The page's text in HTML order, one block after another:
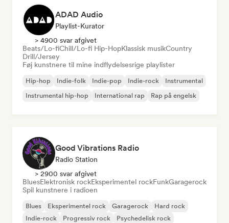
ADAD Audio
Playlist-Kurator
> 4900 svar afgivet
Beats/Lo-fiChill/Lo-fi Hip-HopKlassisk musikCountry
Drill/Jersey
Føj kunstnere til mine indflydelsesrige playlister
Hip-hop Indie-folk Indie-pop Indie-rock
Instrumental
Instrumental hip-hop
International rap Rap på engelsk
Good Vibrations Radio
Radio Station
> 2900 svar afgivet
BluesElektronisk rockEksperimentel rockFunkGaragerock
Spil kunstnere i radioen
Blues Eksperimentel rock Garagerock
Hard rock
Indie-rock
Progressiv rock
Psychedelisk rock